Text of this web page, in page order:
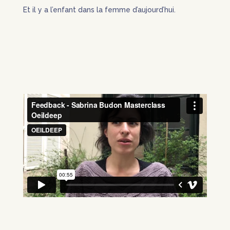
Et il y a l’enfant dans la femme d’aujourd’hui.